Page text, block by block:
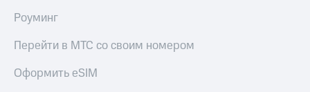
Роуминг
Перейти в МТС со своим номером
Оформить eSIM